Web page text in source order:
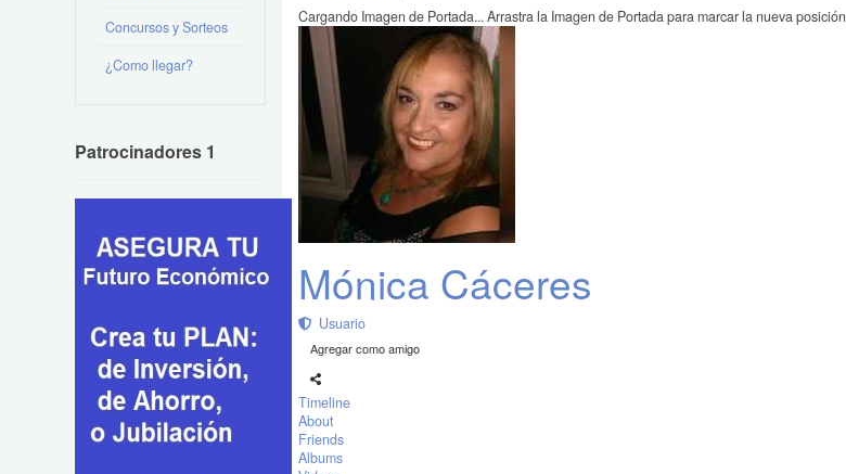
Cargando Imagen de Portada...Arrastra la Imagen de Portada para marcar la nueva posición
Mónica Cáceres
Usuario
Agregar como amigo
Timeline
About
Friends
Albums
Concursos y Sorteos
¿Como llegar?
Patrocinadores 1